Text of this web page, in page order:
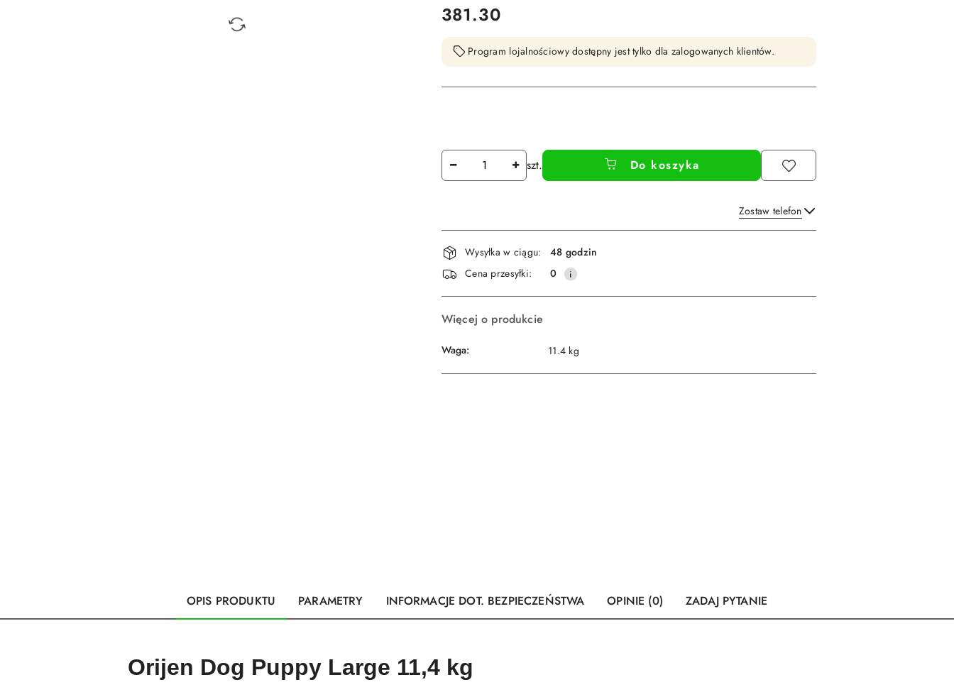
cena:
381.30
Program lojalnościowy dostępny jest tylko dla zalogowanych klientów.
Ilość szt. Do koszyka
Zostaw telefon
Wyślij
Dostępność
i
dostawa
Wysyłka w ciągu:
48 godzin
Cena przesyłki:
0
Więcej o produkcie
Waga: 11.4 kg
OPIS PRODUKTU PARAMETRY INFORMACJE DOT. BEZPIECZEŃSTWA OPINIE (0) ZADAJ PYTANIE
Orijen Dog Puppy Large 11,4 kg